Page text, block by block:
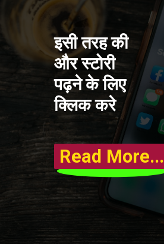
इसी तरह की
और स्टोरी
पढ़ने के लिए
क्लिक करे
Read More...